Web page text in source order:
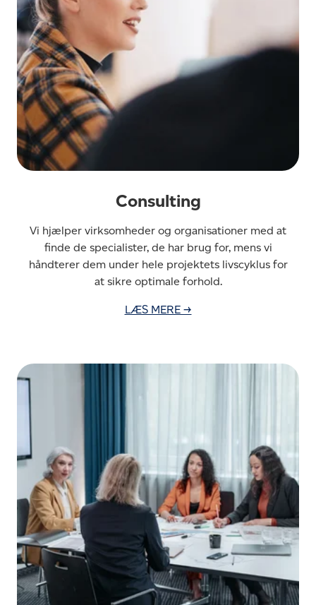
Consulting
Vi hjælper virksomheder og organisationer med at
finde de specialister, de har brug for, mens vi
håndterer dem under hele projektets livscyklus for
at sikre optimale forhold.
LÆS MERE →